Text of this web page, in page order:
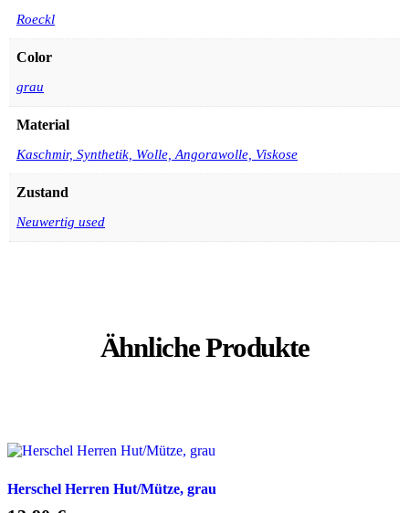
Roeckl
Color
grau
Material
Kaschmir, Synthetik, Wolle, Angorawolle, Viskose
Zustand
Neuwertig used
Ähnliche Produkte
Herschel Herren Hut/Mütze, grau